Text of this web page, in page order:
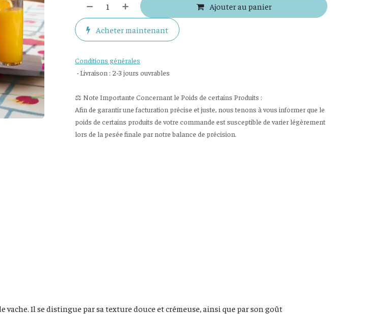
Ajouter au panier
Acheter maintenant
Conditions générales
- Livraison : 2-3 jours ouvrables
⚖️ Note Importante Concernant le Poids de certains Produits :
Afin de garantir une facturation précise et juste, nous tenons à vous informer que le
poids de certains produits de votre commande est susceptible de varier légèrement
lors de la pesée finale par notre balance de précision.
Il se distingue par sa texture douce et crémeuse, ainsi que par son goût